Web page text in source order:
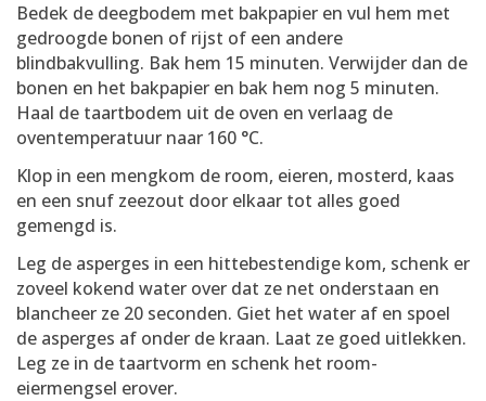
Bedek de deegbodem met bakpapier en vul hem met
gedroogde bonen of rijst of een andere
blindbakvulling. Bak hem 15 minuten. Verwijder dan de
bonen en het bakpapier en bak hem nog 5 minuten.
Haal de taartbodem uit de oven en verlaag de
oventemperatuur naar 160 °C.
Klop in een mengkom de room, eieren, mosterd, kaas
en een snuf zeezout door elkaar tot alles goed
gemengd is.
Leg de asperges in een hittebestendige kom, schenk er
zoveel kokend water over dat ze net onderstaan en
blancheer ze 20 seconden. Giet het water af en spoel
de asperges af onder de kraan. Laat ze goed uitlekken.
Leg ze in de taartvorm en schenk het room-
eiermengsel erover.